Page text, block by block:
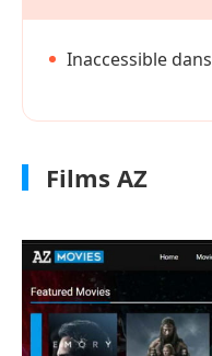
Inaccessible
Films AZ